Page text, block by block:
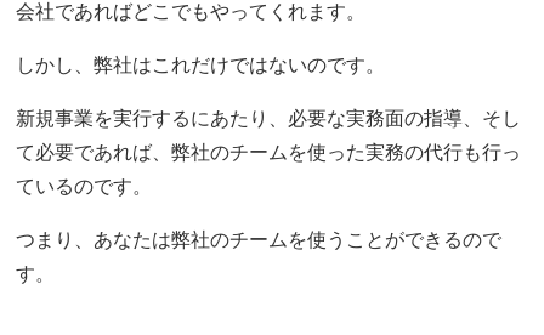
会社であればどこでもやってくれます。
しかし、弊社はこれだけではないのです。
新規事業を実行するにあたり、必要な実務面の指導、そし
て必要であれば、弊社のチームを使った実務の代行も行っ
ているのです。
つまり、あなたは弊社のチームを使うことができるので
す。